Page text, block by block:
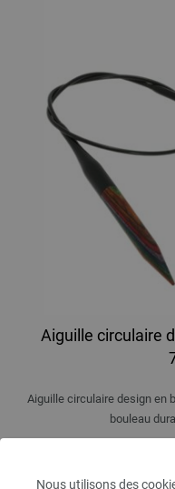
Nous utilisons des
Aiguille circulaire
Aiguille circulaire design en
bouleau